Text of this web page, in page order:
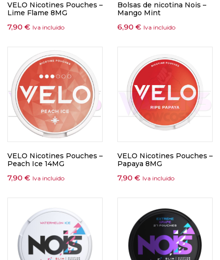
VELO Nicotines Pouches –
Lime Flame 8MG
7,90 € Iva incluido
Bolsas de nicotina Nois –
Mango Mint
6,90 € Iva incluido
VELO Nicotines Pouches –
Peach Ice 14MG
7,90 € Iva incluido
VELO Nicotines Pouches –
Papaya 8MG
7,90 € Iva incluido